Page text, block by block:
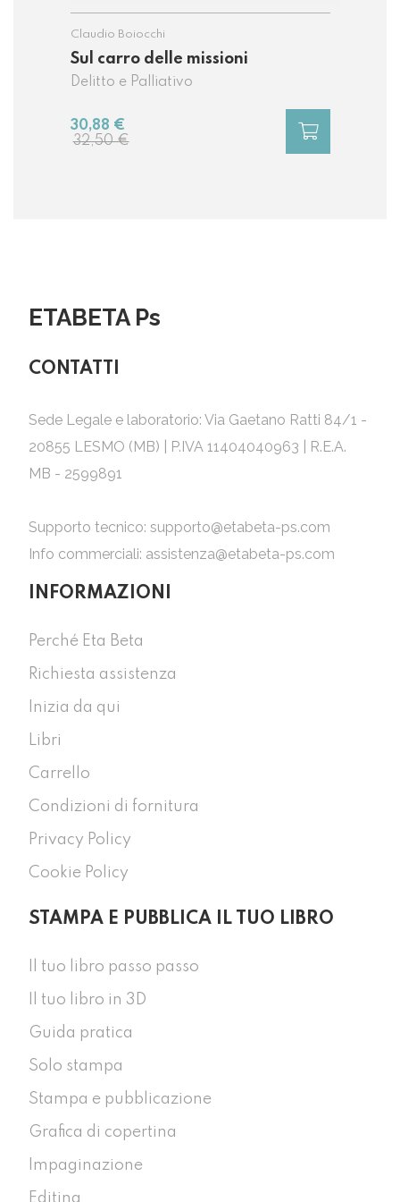
Sul carro delle missioni
Delitto e Palliativo
Claudio Boiocchi
32,50 €
30,88 €
ETABETA Ps
CONTATTI
Sede Legale e laboratorio: Via Gaetano Ratti 84/1 -
20855 LESMO (MB) | P.IVA 11404040963 | R.E.A.
MB - 2599891
Supporto tecnico: supporto@etabeta-ps.com
Info commerciali: assistenza@etabeta-ps.com
INFORMAZIONI
Perché Eta Beta
Richiesta assistenza
Inizia da qui
Libri
Carrello
Condizioni di fornitura
Privacy Policy
Cookie Policy
STAMPA E PUBBLICA IL TUO LIBRO
Il tuo libro passo passo
Il tuo libro in 3D
Guida pratica
Solo stampa
Stampa e pubblicazione
Grafica di copertina
Impaginazione
Editing